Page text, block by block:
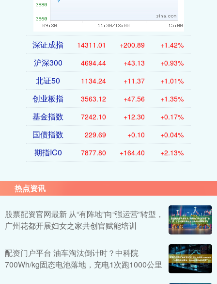
深证成指 14311.01 +200.89 +1.42%
沪深300 4694.44 +43.13 +0.93%
北证50 1134.24 +11.37 +1.01%
创业板指 3563.12 +47.56 +1.35%
基金指数 7242.10 +12.30 +0.17%
国债指数 229.69 +0.10 +0.04%
期指IC0 7877.80 +164.40 +2.13%
热点资讯
股票配资官网最新 从“有阵地”向“强运营”转型，
广州花都开展妇女之家共创官赋能培训
配资门户平台 油车淘汰倒计时？中科院
700Wh/kg固态电池落地，充电1次跑1000公里